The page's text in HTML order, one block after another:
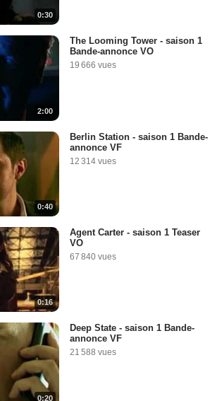
0:30
2:00
The Looming Tower - saison 1
Bande-annonce VO
19 666 vues
0:40
Berlin Station - saison 1 Bande-
annonce VF
12 314 vues
0:16
Agent Carter - saison 1 Teaser
VO
67 840 vues
0:20
Deep State - saison 1 Bande-
annonce VF
21 588 vues